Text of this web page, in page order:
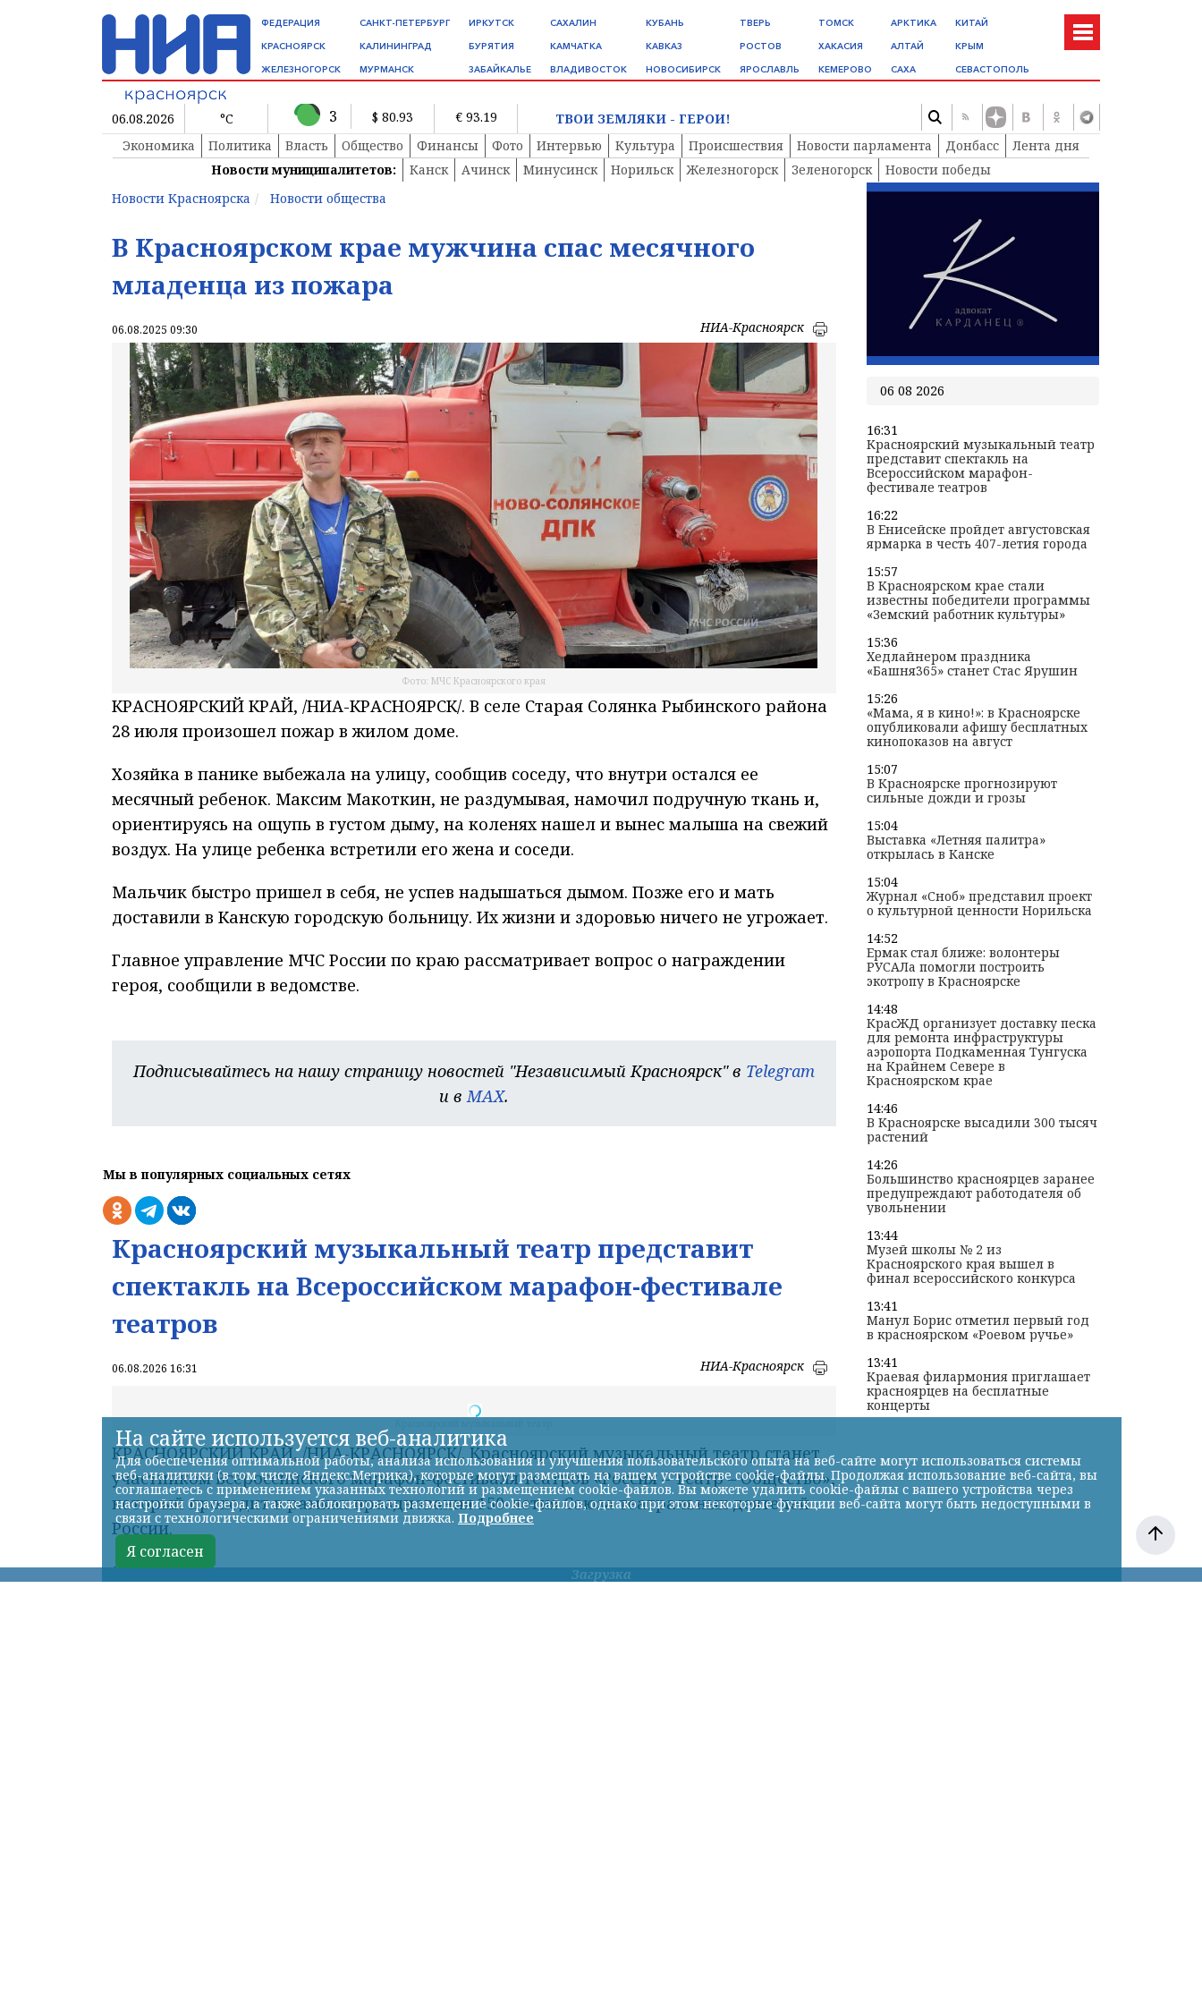
ФЕДЕРАЦИЯ
КРАСНОЯРСК
ЖЕЛЕЗНОГОРСК
САНКТ-ПЕТЕРБУРГ
КАЛИНИНГРАД
МУРМАНСК
ИРКУТСК
БУРЯТИЯ
ЗАБАЙКАЛЬЕ
САХАЛИН
КАМЧАТКА
ВЛАДИВОСТОК
КУБАНЬ
КАВКАЗ
НОВОСИБИРСК
ТВЕРЬ
РОСТОВ
ЯРОСЛАВЛЬ
ТОМСК
ХАКАСИЯ
КЕМЕРОВО
АРКТИКА
АЛТАЙ
САХА
КИТАЙ
КРЫМ
СЕВАСТОПОЛЬ
06.08.2026 °C 3 $ 80.93 € 93.19
ТВОИ ЗЕМЛЯКИ - ГЕРОИ!
Экономика
Политика Власть Общество Финансы Фото Интервью Культура Происшествия Новости парламента Донбасс
Лента дня
Новости муниципалитетов:
Канск Ачинск Минусинск Норильск Железногорск Зеленогорск
Новости победы
Новости Красноярска
Новости общества
В Красноярском крае мужчина спас месячного
младенца из пожара
06.08.2025 09:30 НИА-Красноярск
Фото: МЧС Красноярского края
КРАСНОЯРСКИЙ КРАЙ, /НИА-КРАСНОЯРСК/. В селе Старая Солянка Рыбинского района
28 июля произошел пожар в жилом доме.
Хозяйка в панике выбежала на улицу, сообщив соседу, что внутри остался ее
месячный ребенок. Максим Макоткин, не раздумывая, намочил подручную ткань и,
ориентируясь на ощупь в густом дыму, на коленях нашел и вынес малыша на свежий
воздух. На улице ребенка встретили его жена и соседи.
Мальчик быстро пришел в себя, не успев надышаться дымом. Позже его и мать
доставили в Канскую городскую больницу. Их жизни и здоровью ничего не угрожает.
Главное управление МЧС России по краю рассматривает вопрос о награждении
героя, сообщили в ведомстве.
Подписывайтесь на нашу страницу новостей "Независимый Красноярск" в Telegram
и вMAX.
Мы в популярных социальных сетях
Красноярский музыкальный театр представит
спектакль на Всероссийском марафон-фестивале
театров
06.08.2026 16:31 НИА-Красноярск
06 08 2026
16:31
Красноярский музыкальный театр
представит спектакль на
Всероссийском марафон-
фестивале театров
16:22
В Енисейске пройдет августовская
ярмарка в честь 407-летия города
15:57
В Красноярском крае стали
известны победители программы
«Земский работник культуры»
15:36
Хедлайнером праздника
«Башня365» станет Стас Ярушин
15:26
«Мама, я в кино!»: в Красноярске
опубликовали афишу бесплатных
кинопоказов на август
15:07
В Красноярске прогнозируют
сильные дожди и грозы
15:04
Выставка «Летняя палитра»
открылась в Канске
15:04
Журнал «Сноб» представил проект
о культурной ценности Норильска
14:52
Ермак стал ближе: волонтеры
РУСАЛа помогли построить
экотропу в Красноярске
14:48
КрасЖД организует доставку песка
для ремонта инфраструктуры
аэропорта Подкаменная Тунгуска
на Крайнем Севере в
Красноярском крае
14:46
В Красноярске высадили 300 тысяч
растений
14:26
Большинство красноярцев заранее
предупреждают работодателя об
увольнении
13:44
Музей школы № 2 из
Красноярского края вышел в
финал всероссийского конкурса
13:41
Манул Борис отметил первый год
в красноярском «Роевом ручье»
13:41
Краевая филармония приглашает
красноярцев на бесплатные
концерты
На сайте используется веб-аналитика
Для обеспечения оптимальной работы, анализа использования и улучшения пользовательского опыта на веб-сайте могут использоваться системы
веб-аналитики (в том числе Яндекс.Метрика), которые могут размещать на вашем устройстве cookie-файлы. Продолжая использование веб-сайта, вы
соглашаетесь с применением указанных технологий и размещением cookie-файлов. Вы можете удалить cookie-файлы с вашего устройства через
настройки браузера, а также заблокировать размещение cookie-файлов, однако при этом некоторые функции веб-сайта могут быть недоступными в
связи с технологическими ограничениями движка. Подробнее
Я согласен